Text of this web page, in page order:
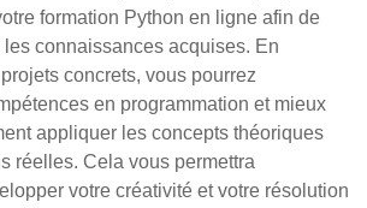
formation Python en ligne afin de
les connaissances acquises. En
concrets, vous pourrez
en programmation et mieux
appliquer les concepts théoriques
réelles. Cela vous permettra
votre créativité et votre résolution